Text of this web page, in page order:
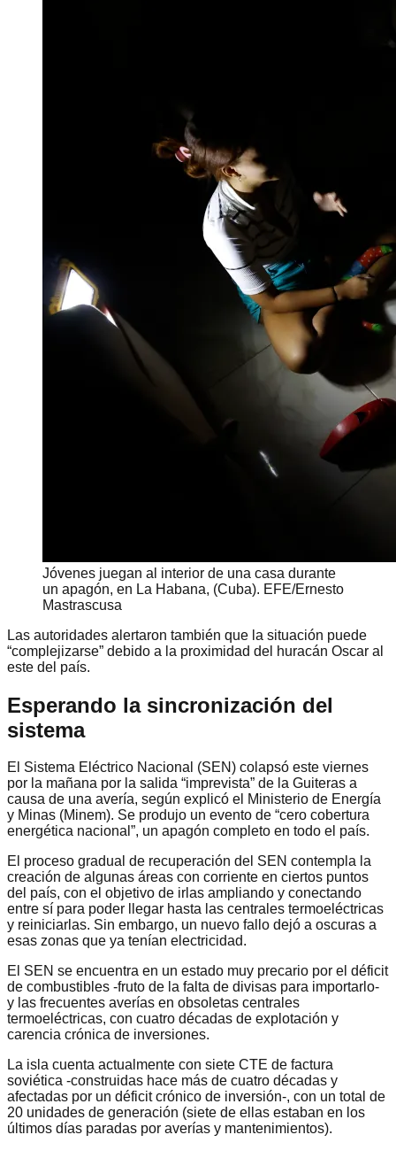
Jóvenes juegan al interior de una casa durante
un apagón, en La Habana, (Cuba). EFE/Ernesto
Mastrascusa
Las autoridades alertaron también que la situación puede
“complejizarse” debido a la proximidad del huracán Oscar al
este del país.
Esperando la sincronización del
sistema
El Sistema Eléctrico Nacional (SEN) colapsó este viernes
por la mañana por la salida “imprevista” de la Guiteras a
causa de una avería, según explicó el Ministerio de Energía
y Minas (Minem). Se produjo un evento de “cero cobertura
energética nacional”, un apagón completo en todo el país.
El proceso gradual de recuperación del SEN contempla la
creación de algunas áreas con corriente en ciertos puntos
del país, con el objetivo de irlas ampliando y conectando
entre sí para poder llegar hasta las centrales termoeléctricas
y reiniciarlas. Sin embargo, un nuevo fallo dejó a oscuras a
esas zonas que ya tenían electricidad.
El SEN se encuentra en un estado muy precario por el déficit
de combustibles -fruto de la falta de divisas para importarlo-
y las frecuentes averías en obsoletas centrales
termoeléctricas, con cuatro décadas de explotación y
carencia crónica de inversiones.
La isla cuenta actualmente con siete CTE de factura
soviética -construidas hace más de cuatro décadas y
afectadas por un déficit crónico de inversión-, con un total de
20 unidades de generación (siete de ellas estaban en los
últimos días paradas por averías y mantenimientos).